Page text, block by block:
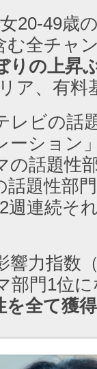
20-49歳
む全チャ
りの上昇
ア、有料
レビの話
ーション
の話題性
話題性部
週連続そ
響力指数
部門1位
を全て獲得